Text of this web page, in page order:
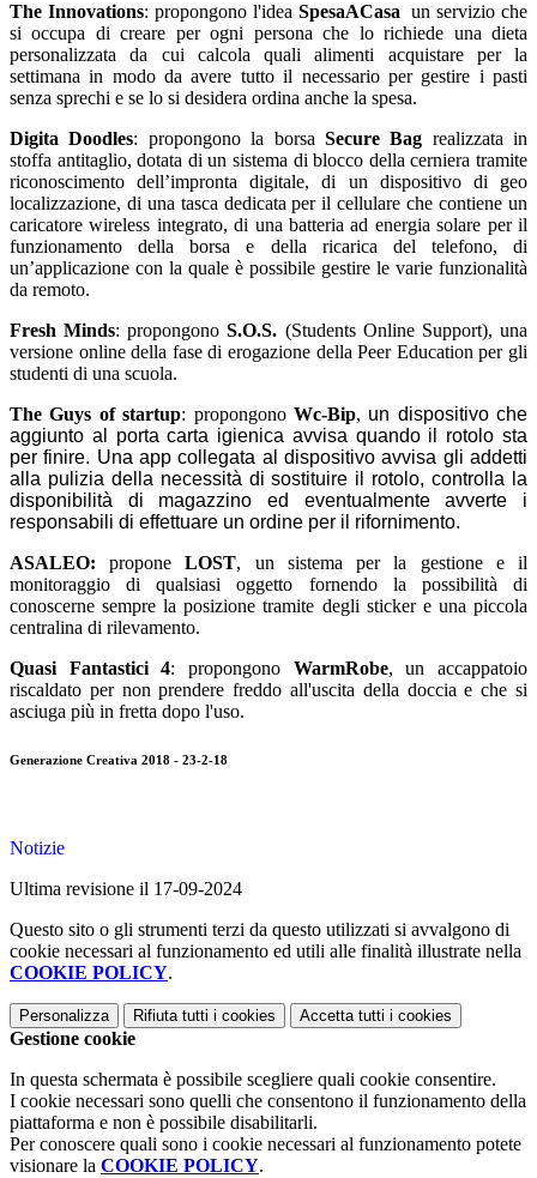
The Innovations: propongono l'idea SpesaACasa un servizio che
si occupa di creare per ogni persona che lo richiede una dieta
personalizzata da cui calcola quali alimenti acquistare per la
settimana in modo da avere tutto il necessario per gestire i pasti
senza sprechi e se lo si desidera ordina anche la spesa.
Digita Doodles: propongono la borsa Secure Bag realizzata in
stoffa antitaglio, dotata di un sistema di blocco della cerniera tramite
riconoscimento dell’impronta digitale, di un dispositivo di geo
localizzazione, di una tasca dedicata per il cellulare che contiene un
caricatore wireless integrato, di una batteria ad energia solare per il
funzionamento della borsa e della ricarica del telefono, di
un’applicazione con la quale è possibile gestire le varie funzionalità
da remoto.
Fresh Minds: propongonoS.O.S. (Students Online Support), una
versione online della fase di erogazione della Peer Education per gli
studenti di una scuola.
The Guys of startup: propongono Wc-Bip, un dispositivo che
aggiunto al porta carta igienica avvisa quando il rotolo sta
per finire. Una app collegata al dispositivo avvisa gli addetti
alla pulizia della necessità di sostituire il rotolo, controlla la
disponibilità di magazzino ed eventualmente avverte i
responsabili di effettuare un ordine per il rifornimento.
ASALEO:propone LOST, un sistema per la gestione e il
monitoraggio di qualsiasi oggetto fornendo la possibilità di
conoscerne sempre la posizione tramite degli sticker e una piccola
centralina di rilevamento.
Quasi Fantastici 4: propongono WarmRobe, un accappatoio
riscaldato per non prendere freddo all'uscita della doccia e che si
asciuga più in fretta dopo l'uso.
Generazione Creativa 2018 - 23-2-18
Notizie
Ultima revisione il 17-09-2024
Questo sito o gli strumenti terzi da questo utilizzati si avvalgono di
cookie necessari al funzionamento ed utili alle finalità illustrate nella
COOKIE POLICY.
Personalizza Rifiuta tutti i cookies Accetta tutti i cookies
Gestione cookie
In questa schermata è possibile scegliere quali cookie consentire.
I cookie necessari sono quelli che consentono il funzionamento della
piattaforma e non è possibile disabilitarli.
Per conoscere quali sono i cookie necessari al funzionamento potete
visionare la COOKIE POLICY.